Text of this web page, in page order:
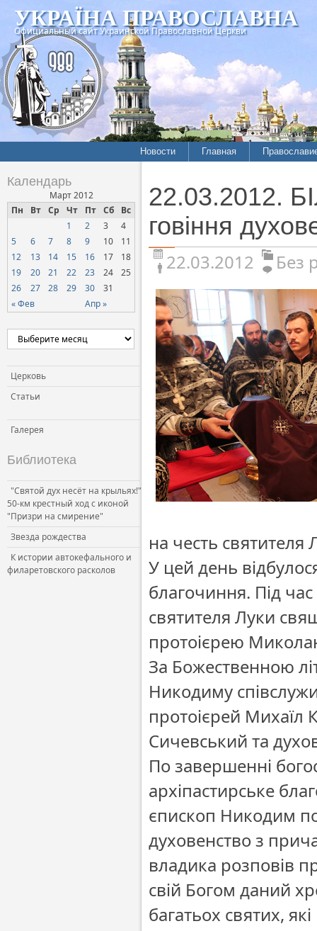
УКРАЇНА ПРАВОСЛАВНА
Официальный сайт Украинской Православной Церкви
Новости Главная
Календарь
Март 2012
Пн
Вт Ср Чт Пт Сб Вс
« Фев Апр »
1 2 3
4
5
6 7 8 9 10
11
12
13 14 15 16 17
18
19
20 21 22 23 24
25
26
27 28 29 30 31
Церковь
Статьи
Галерея
Библиотека
"Святой дух несёт на крыльях!"
50-км крестный ход с иконой
"Призри на смирение"
Звезда рождества
К истории автокефального и
филаретовского расколов
22.03.2012.
говіння
22.03.2012 Без
на честь
У цей день
благочиння. Під
святителя Луки
протоієрею
За Божественною
Никодиму
протоієрей
Сичевський та
По завершенні
архіпастирське
єпископ Никодим
духовенство з
владика розповів
свій Богом даний
багатьох святих,